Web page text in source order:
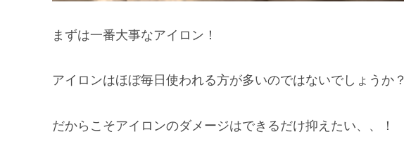
まずは一番大事なアイロン！
アイロンはほぼ毎日使われる方が多いのではないでしょうか？
だからこそアイロンのダメージはできるだけ抑えたい、、！